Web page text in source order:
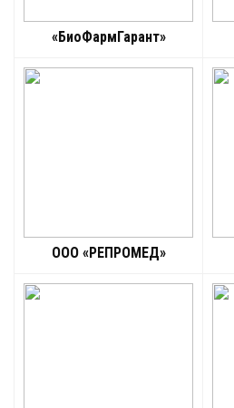
«БиоФармГарант»
ООО «РЕПРОМЕД»